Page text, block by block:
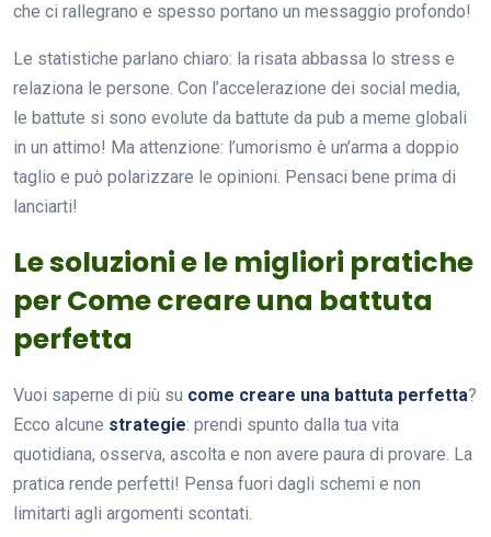
che ci rallegrano e spesso portano un messaggio profondo!
Le statistiche parlano chiaro: la risata abbassa lo stress e
relaziona le persone. Con l’accelerazione dei social media,
le battute si sono evolute da battute da pub a meme globali
in un attimo! Ma attenzione: l’umorismo è un’arma a doppio
taglio e può polarizzare le opinioni. Pensaci bene prima di
lanciarti!
Le soluzioni e le migliori pratiche
per Come creare una battuta
perfetta
Vuoi saperne di più su come creare una battuta perfetta?
Ecco alcune strategie: prendi spunto dalla tua vita
quotidiana, osserva, ascolta e non avere paura di provare. La
pratica rende perfetti! Pensa fuori dagli schemi e non
limitarti agli argomenti scontati.